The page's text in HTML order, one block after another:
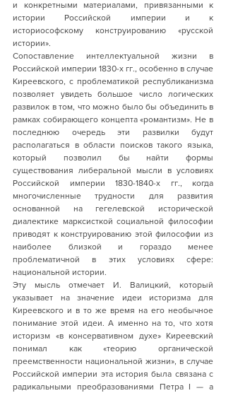
и конкретными материалами, привязанными к
истории Российской империи и к
историософскому конструированию «русской
истории».
Сопоставление интеллектуальной жизни в
Российской империи 1830-х гг., особенно в случае
Киреевского, с проблематикой республиканизма
позволяет увидеть большое число логических
развилок в том, что можно было бы объединить в
рамках собирающего концепта «романтизм». Не в
последнюю очередь эти развилки будут
располагаться в области поисков такого языка,
который позволил бы найти формы
существования либеральной мысли в условиях
Российской империи 1830-1840-х гг., когда
многочисленные трудности для развития
основанной на гегелевской исторической
диалектике марксисткой социальной философии
приводят к конструированию этой философии из
наиболее близкой и гораздо менее
проблематичной в этих условиях сфере:
национальной истории.
Эту мысль отмечает И. Валицкий, который
указывает на значение идеи историзма для
Киреевского и в то же время на его необычное
понимание этой идеи. А именно на то, что хотя
историзм «в консервативном духе» Киреевский
понимал как «теорию органической
преемственности национальной жизни», в случае
Российской империи эта история была связана с
радикальными преобразованиями Петра I — а